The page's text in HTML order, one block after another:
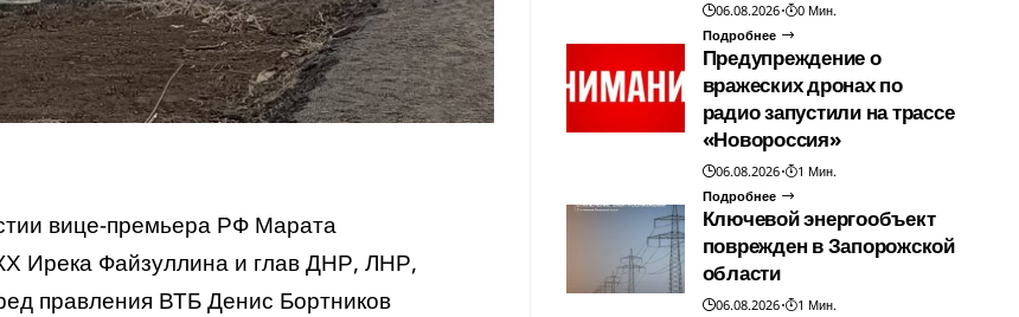
вице-премьера РФ Марата
Ирека Файзуллина и глав ДНР, ЛНР,
правления ВТБ Денис Бортников
06.08.2026
0 Мин.
Подробнее
Предупреждение о
вражеских дронах по
радио запустили на трассе
«Новороссия»
06.08.2026
1 Мин.
Подробнее
Ключевой энергообъект
поврежден в Запорожской
области
06.08.2026
1 Мин.